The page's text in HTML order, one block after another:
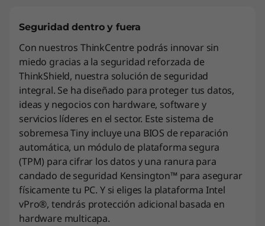
Seguridad dentro y fuera
Con nuestros ThinkCentre podrás innovar sin
miedo gracias a la seguridad reforzada de
ThinkShield, nuestra solución de seguridad
integral. Se ha diseñado para proteger tus datos,
ideas y negocios con hardware, software y
servicios líderes en el sector. Este sistema de
sobremesa Tiny incluye una BIOS de reparación
automática, un módulo de plataforma segura
(TPM) para cifrar los datos y una ranura para
candado de seguridad Kensington™ para asegurar
físicamente tu PC. Y si eliges la plataforma Intel
vPro®, tendrás protección adicional basada en
hardware multicapa.